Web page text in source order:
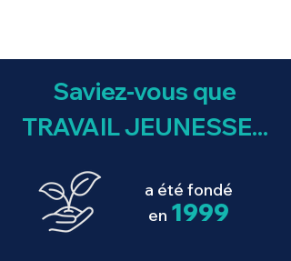
Saviez-vous que
TRAVAIL JEUNESSE...
a été fondé
en 1999